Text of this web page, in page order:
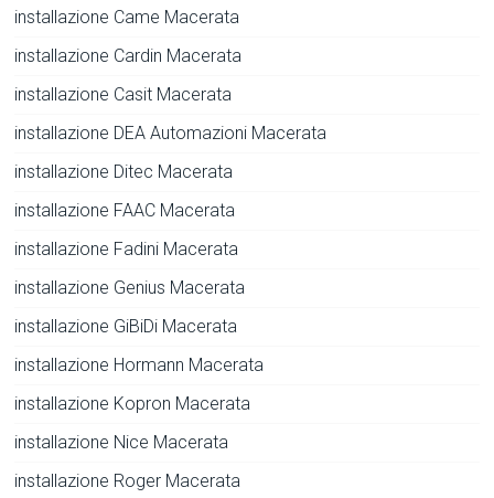
installazione Came Macerata
installazione Cardin Macerata
installazione Casit Macerata
installazione DEA Automazioni Macerata
installazione Ditec Macerata
installazione FAAC Macerata
installazione Fadini Macerata
installazione Genius Macerata
installazione GiBiDi Macerata
installazione Hormann Macerata
installazione Kopron Macerata
installazione Nice Macerata
installazione Roger Macerata